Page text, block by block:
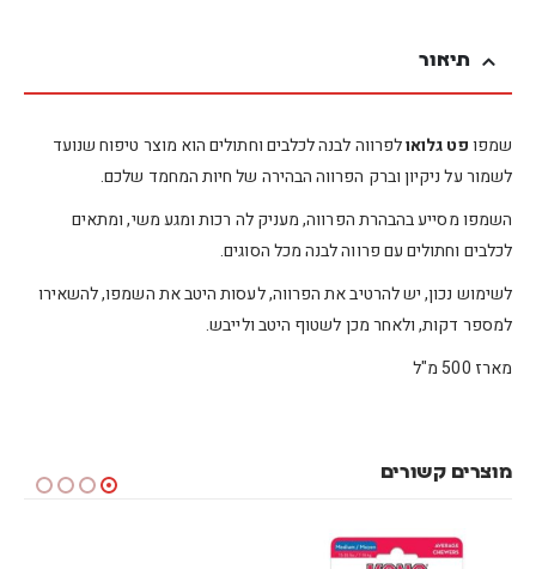
תיאור
שמפופט גלואולפרווה לבנה לכלבים וחתולים הוא מוצר טיפוח שנועד
לשמור על ניקיון וברק הפרווה הבהירה של חיות המחמד שלכם.
השמפו מסייע בהבהרת הפרווה, מעניק לה רכות ומגע משי, ומתאים
לכלבים וחתולים עם פרווה לבנה מכל הסוגים.
לשימוש נכון, יש להרטיב את הפרווה, לעסות היטב את השמפו, להשאירו
למספר דקות, ולאחר מכן לשטוף היטב ולייבש.
מארז 500 מ"ל
מוצרים קשורים